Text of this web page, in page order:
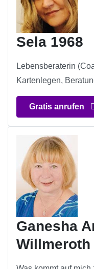
Sela 1968
Lebensberaterin
Kartenlegen,
Gratis anrufen
Ganesha
Willmeroth